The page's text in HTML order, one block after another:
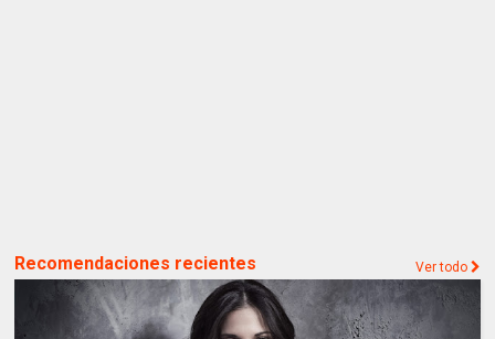
Recomendaciones recientes Ver todo